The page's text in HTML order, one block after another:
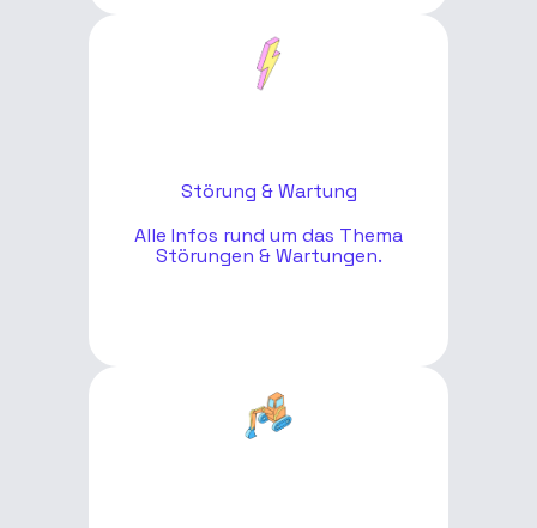
Störung & Wartung
Alle Infos rund um das Thema
Störungen & Wartungen.